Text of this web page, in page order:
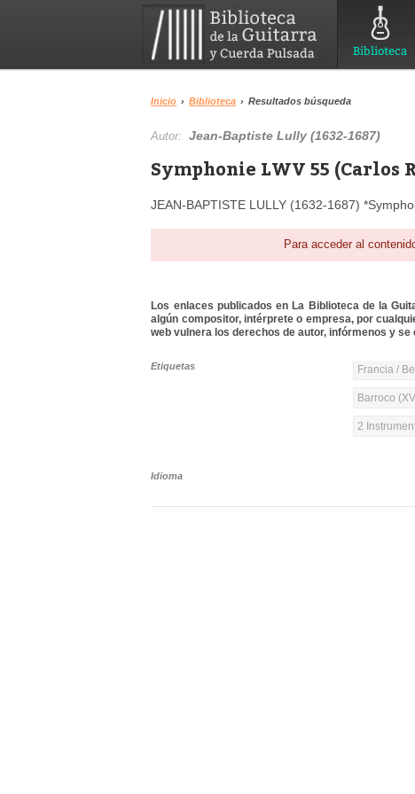
Biblioteca
Inicio › Biblioteca › Resultados búsqueda
Autor:Jean-Baptiste Lully (1632-1687)
Symphonie LWV 55 (Carlos
JEAN-BAPTISTE LULLY (1632-1687)
Para acceder al
Los enlaces publicados en La Biblioteca de la
algún compositor, intérprete o empresa, por
web vulnera los derechos de autor, infórmenos y se
Etiquetas Francia /
Barroco
2
Idioma